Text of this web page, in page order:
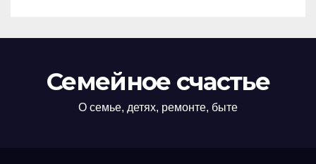
Семейное счастье
О семье, детях, ремонте, быте